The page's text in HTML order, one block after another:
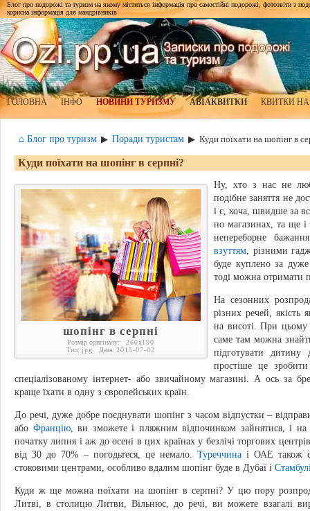
Блог про подорожі та туризм на якому міститься інформація про самостійні подорожі, фотозвіти з
корисна інформація для мандрівників
ГОЛОВНА ІНФО НОВИНИ ТУРИЗМУ АВІАКВИТКИ КВИТКИ
⌂ Блог про туризм ▶ Поради туристам ▶ Куди поїхати на шопінг в
Куди поїхати на шопінг в серпні?
шопінг в серпні
Розмір оригіналу: 260x190
Тип: jpg Дата: 2015-07-02
Ну, хто з нас не
подібне заняття не
і є, хоча, швидше за
по магазинах, та ще
непереборне
взуттям, різними
буде куплено за
тоді можна отримати
На сезонних
різних речей, якість
на висоті. При
саме там можна
підготувати
простіше це
спеціалізованому інтернет- або звичайному магазині. А ось за
краще їхати в одну з європейських країн.
До речі, дуже добре поєднувати шопінг з часом відпустки –
або Францію, ви зможете і пляжним відпочинком зайнятися, і на
початку липня і аж до осені в цих країнах у безлічі торгових
від 30 до 70% – погодьтеся, це немало. Туреччина і ОАЕ також
стоковими центрами, особливо вдалим шопінг буде в Дубаї і
Куди ж ще можна поїхати на шопінг в серпні? У цю пору
Литві, в столицю Литви, Вільнюс, до речі, ви можете взагалі